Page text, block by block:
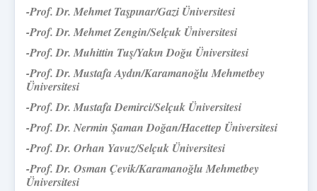
-Prof. Dr. Mehmet Taşpınar/Gazi Üniversitesi
-Prof. Dr. Mehmet Zengin/Selçuk Üniversitesi
-Prof. Dr. Muhittin Tuş/Yakın Doğu Üniversitesi
-Prof. Dr. Mustafa Aydın/Karamanoğlu Mehmetbey
Üniversitesi
-Prof. Dr. Mustafa Demirci/Selçuk Üniversitesi
-Prof. Dr. Nermin Şaman Doğan/Hacettep Üniversitesi
-Prof. Dr. Orhan Yavuz/Selçuk Üniversitesi
-Prof. Dr. Osman Çevik/Karamanoğlu Mehmetbey
Üniversitesi